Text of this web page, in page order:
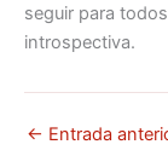
seguir para
introspectiva.
← Entrada